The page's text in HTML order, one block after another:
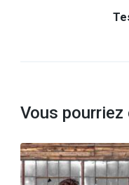
Vous pourriez